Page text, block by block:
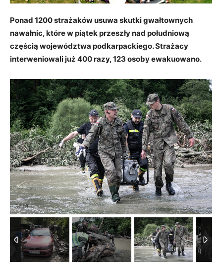
Ponad 1200 strażaków usuwa skutki gwałtownych
nawałnic, które w piątek przeszły nad południową
częścią województwa podkarpackiego. Strażacy
interweniowali już 400 razy, 123 osoby ewakuowano.
3/13